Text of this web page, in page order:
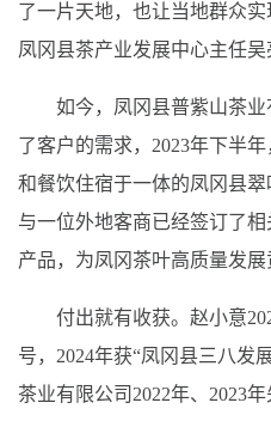
了一片天地，也让当地群众
凤冈县茶产业发展中心主任吴
如今，凤冈县普紫山茶
了客户的需求，2023年下半
和餐饮住宿于一体的凤冈县
与一位外地客商已经签订了
产品，为凤冈茶叶高质量发展
付出就有收获。赵小意
号，2024年获“凤冈县三八发
茶业有限公司2022年、2023